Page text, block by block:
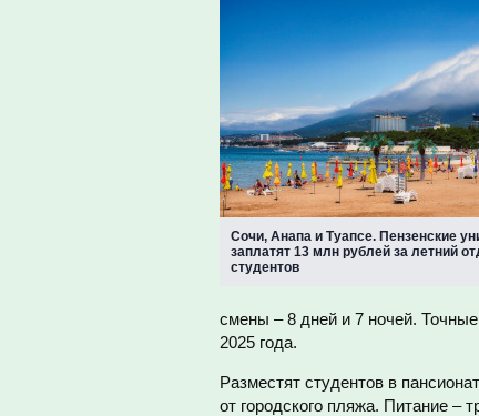
Сочи, Анапа и Туапсе. Пензенские
заплатят 13 млн рублей за летний
студентов
смены – 8 дней и 7 ночей.
2025 года.
Разместят студентов в
от городского пляжа. Питание –